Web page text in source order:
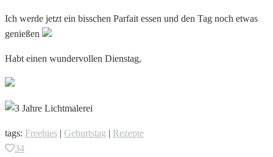
Ich werde jetzt ein bisschen Parfait essen und den Tag noch etwas
genießen
Habt einen wundervollen Dienstag,
tags: Freebies | Geburtstag | Rezepte
34